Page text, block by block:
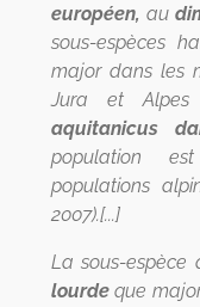
européen, au
sous-espèces
major dans les
Jura et
aquitanicus
population
populations
2007).[...]
La sous-espèce
lourdeque